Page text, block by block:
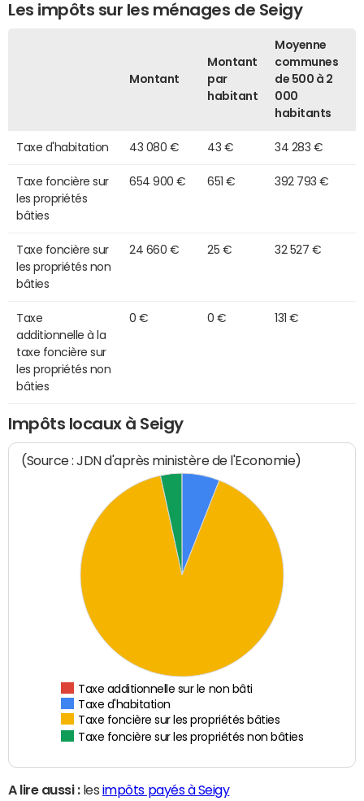
Les impôts sur les ménages de Seigy
Montant
Montant
par
habitant
Moyenne
communes
de 500 à 2
000
habitants
Taxe d'habitation 43 080 € 43 € 34 283 €
Taxe foncière sur
les propriétés
bâties
654 900 € 651 € 392 793 €
Taxe foncière sur
les propriétés non
bâties
24 660 € 25 € 32 527 €
Taxe
additionnelle à la
taxe foncière sur
les propriétés non
bâties
0 € 0 € 131 €
Impôts locaux à Seigy
(Source : JDN d'après ministère de l'Economie)
Taxe additionnelle sur le non bâti
Taxe d'habitation
Taxe foncière sur les propriétés bâties
Taxe foncière sur les propriétés non bâties
A lire aussi :les impôts payés à Seigy